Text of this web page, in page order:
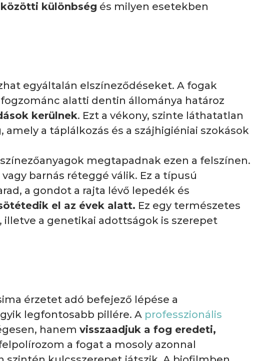
különbség és milyen esetekben
egyáltalán elszíneződéseket. A fogak
alatti dentin állománya határoz
kerülnek. Ezt a vékony, szinte láthatatlan
a táplálkozás és a szájhigiéniai szokások
megtapadnak ezen a felszínen.
barnás réteggé válik. Ez a típusú
a gondot a rajta lévő lepedék és
el az évek alatt. Ez egy természetes
a genetikai adottságok is szerepet
érzetet adó befejező lépése a
legfontosabb pillére. A professzionális
hanem visszaadjuk a fog eredeti,
a fogat a mosoly azonnal